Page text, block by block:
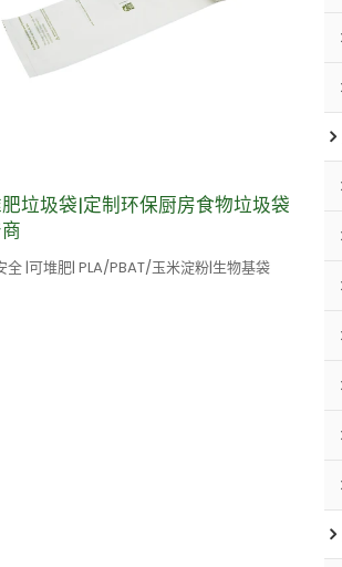
垃圾袋|定制环保厨房食物垃圾袋
全 |可堆肥| PLA/PBAT/玉米淀粉|生物基袋